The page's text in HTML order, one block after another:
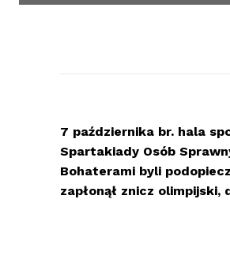
7 października br. hala
Spartakiady Osób
Bohaterami byli
zapłonął znicz